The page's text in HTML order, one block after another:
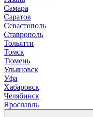
Самара
Саратов
Севастополь
Ставрополь
Тольятти
Томск
Тюмень
Ульяновск
Уфа
Хабаровск
Челябинск
Ярославль